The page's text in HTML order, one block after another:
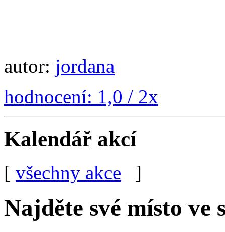
autor: jordana
hodnocení: 1,0 / 2x
Kalendář akcí
[ všechny akce ]
Najděte své místo ve